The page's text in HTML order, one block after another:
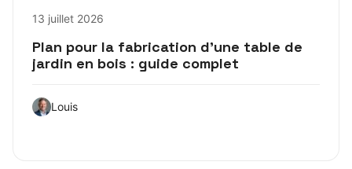
13 juillet 2026
Plan pour la fabrication d’une table de
jardin en bois : guide complet
Louis